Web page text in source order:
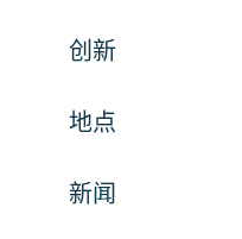
创新
地点
新闻